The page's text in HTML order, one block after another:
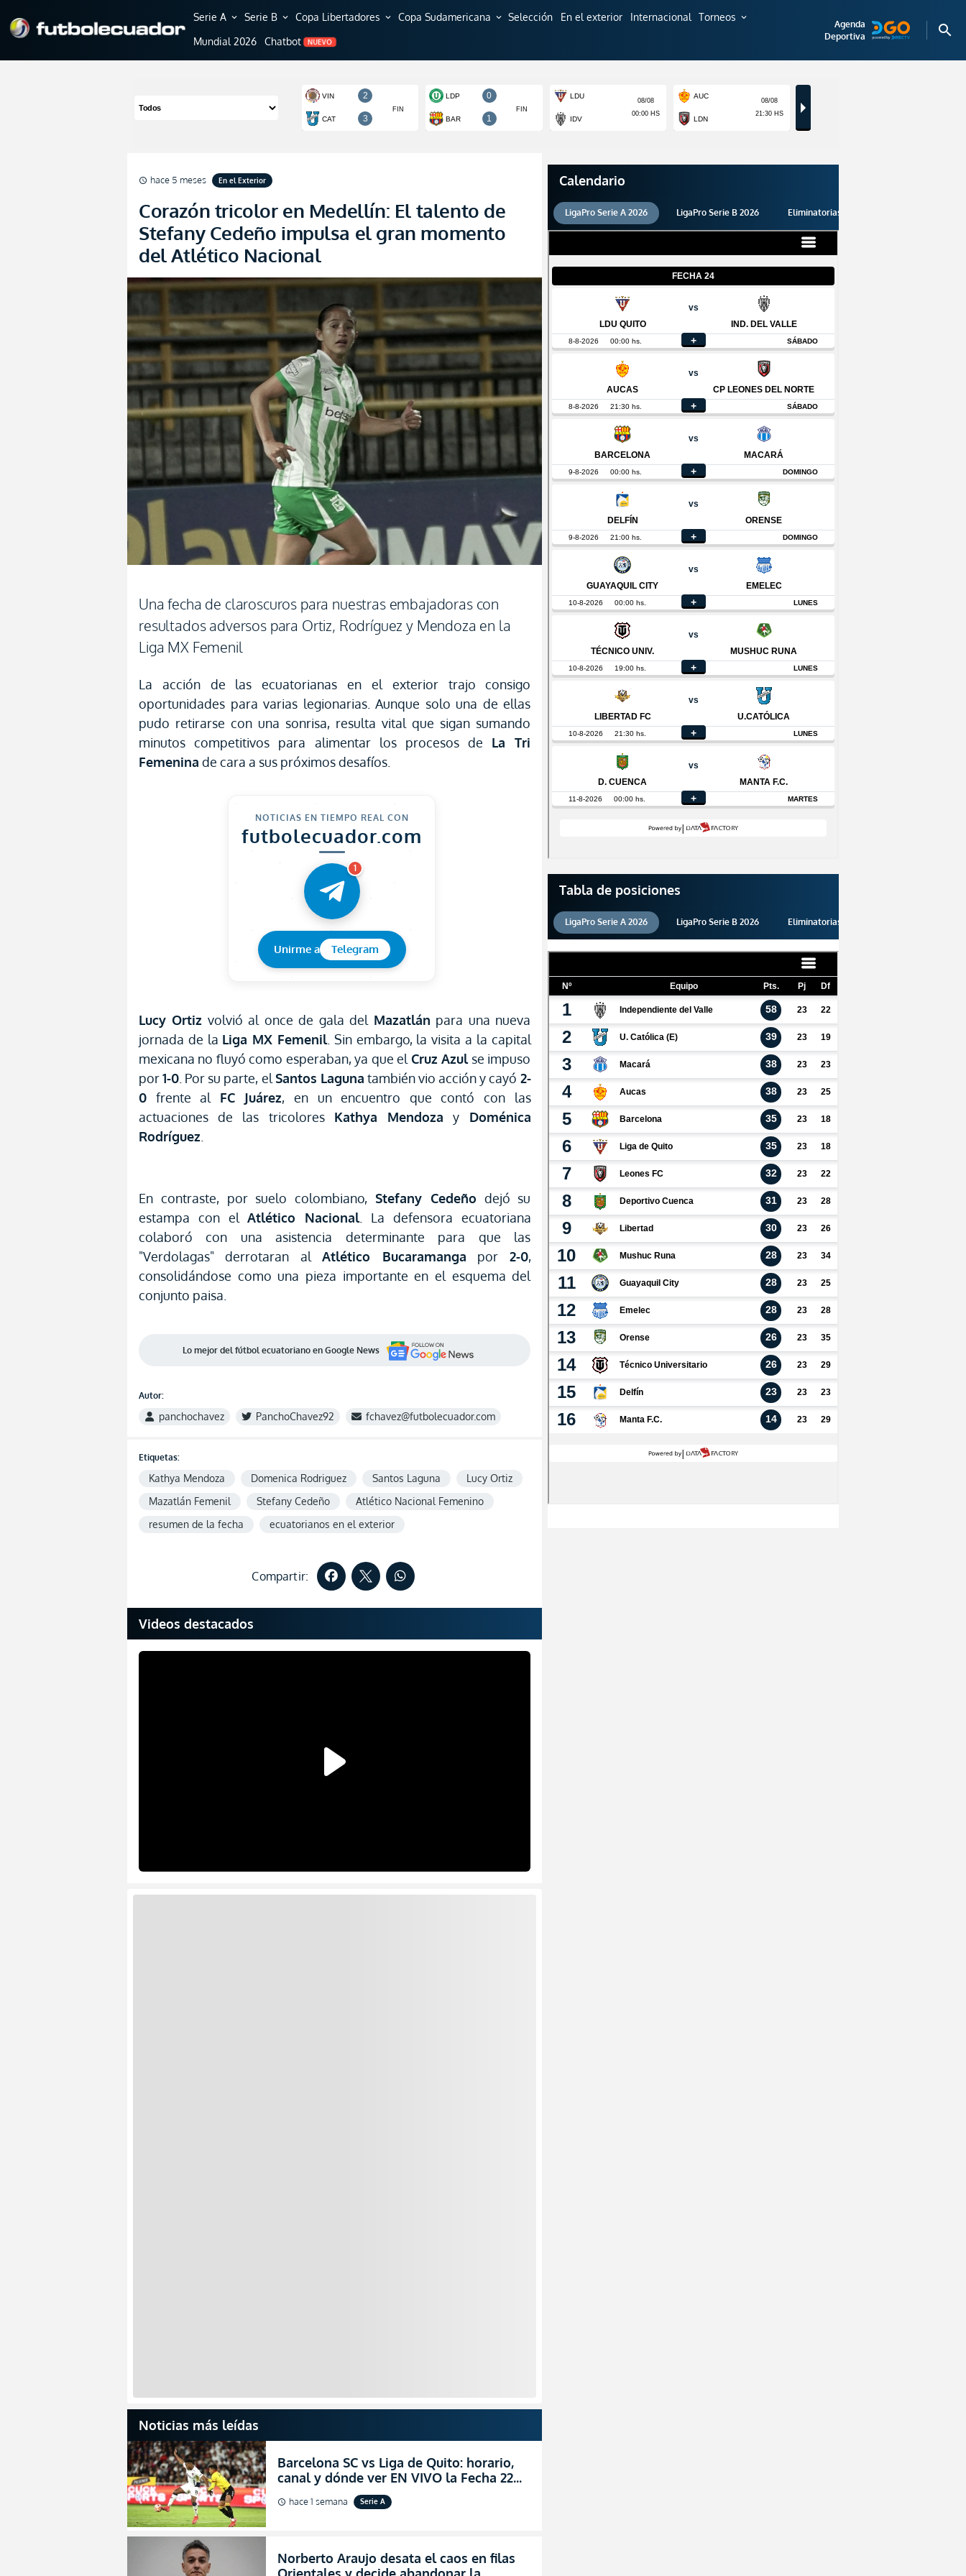
Serie A expand_more Serie B expand_more Copa Libertadores expand_more Copa Sudamericana expand_more Selección En el exterior Internacional Torneos expand_more
Mundial 2026 Chatbot NUEVO
Agenda
Deportiva
search
schedule hace 5 meses En el Exterior
Corazón tricolor en Medellín: El talento de
Stefany Cedeño impulsa el gran momento
del Atlético Nacional
Una fecha de claroscuros para nuestras embajadoras con
resultados adversos para Ortiz, Rodríguez y Mendoza en la
Liga MX Femenil
La acción de las ecuatorianas en el exterior trajo consigo
oportunidades para varias legionarias. Aunque solo una de ellas
pudo retirarse con una sonrisa, resulta vital que sigan sumando
minutos competitivos para alimentar los procesos de La Tri
Femenina de cara a sus próximos desafíos.
NOTICIAS EN TIEMPO REAL CON
futbolecuador.com
1
Unirme a Telegram
Lucy Ortiz volvió al once de gala del Mazatlán para una nueva
jornada de la Liga MX Femenil. Sin embargo, la visita a la capital
mexicana no fluyó como esperaban, ya que el Cruz Azulse impuso
por1-0 . Por su parte, el Santos Laguna también vio acción y cayó 2-
0 frente al FC Juárez, en un encuentro que contó con las
actuaciones de las tricolores Kathya Mendoza y Doménica
Rodríguez
En contraste, por suelo colombiano, Stefany Cedeño dejó su
estampa con elAtlético Nacional. La defensora ecuatoriana
colaboró con una asistencia determinante para que las
"Verdolagas" derrotaran alAtlético Bucaramanga por 2-0,
consolidándose como una pieza importante en el esquema del
conjunto paisa.
Lo mejor del fútbol ecuatoriano en Google News
Autor:
panchochavez PanchoChavez92 fchavez@futbolecuador.com
Etiquetas:
Kathya Mendoza Domenica Rodriguez Santos Laguna
Lucy Ortiz
Mazatlán Femenil
Stefany Cedeño
Atlético Nacional Femenino
resumen de la fecha
ecuatorianos en el exterior
Compartir:
Videos destacados
Noticias más leídas
Barcelona SC vs Liga de Quito: horario,
canal y dónde ver EN VIVO la Fecha 22
de la LigaPro 2026
schedule hace 1 semana Serie A
Norberto Araujo desata el caos en filas
Orientales y decide abandonar la
Calendario
LigaPro Serie A 2026 LigaPro Serie B 2026 Eliminatorias 2026
Tabla de posiciones
LigaPro Serie A 2026 LigaPro Serie B 2026 Eliminatorias 2026